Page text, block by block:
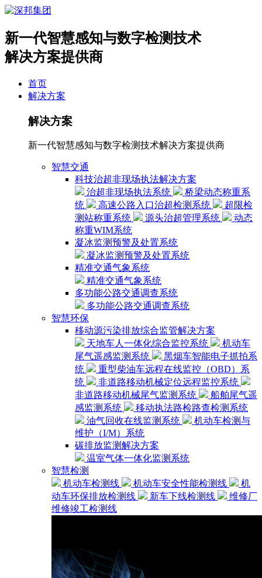
新一代智慧感知与数字检测技术
解决方案提供商
首页
解决方案
解决方案
新一代智慧感知与数字检测技术解决方案提供商
智慧交通
科技治超非现场执法解决方案
治超非现场执法系统
桥梁动态称重系
统
高速公路入口治超检测系统
超限检
测站称重系统
源头治超管理系统
动态
称重WIM系统
凝冰监测预警及处置系统
凝冰监测预警及处置系统
精准交通气象系统
精准交通气象系统
多功能公路交通调查系统
多功能公路交通调查系统
智慧环保
移动源污染排放综合监管解决方案
天地车人一体化综合监控系统
机动车
尾气遥感监测系统
黑烟车智能电子抓拍系
统
重型柴油车远程在线监控（OBD）系
统
非道路移动机械定位远程监控系统
非道路移动机械尾气监测系统
船舶尾气遥
感监测系统
移动执法路检路查检测系统
油气回收在线监测系统
机动车检测与
维护（I/M）系统
碳排放监测解决方案
温室气体一体化监测系统
智慧检测
机动车检测线
机动车安全性能检测线
机
动车环保排放检测线
新车下线检测线
维修厂
维修竣工检测线